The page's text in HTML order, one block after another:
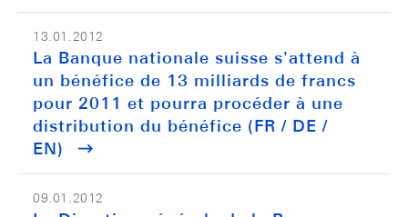
13.01.2012
La Banque nationale suisse s'attend à
un bénéfice de 13 milliards de francs
pour 2011 et pourra procéder à une
distribution du bénéfice (FR / DE /
EN)
09.01.2012